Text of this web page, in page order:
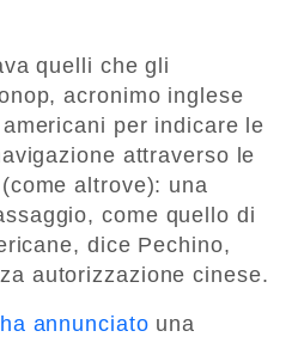
quelli che gli
acronimo inglese
per indicare le
attraverso le
altrove): una
come quello di
dice Pechino,
autorizzazione cinese.
ha annunciato una